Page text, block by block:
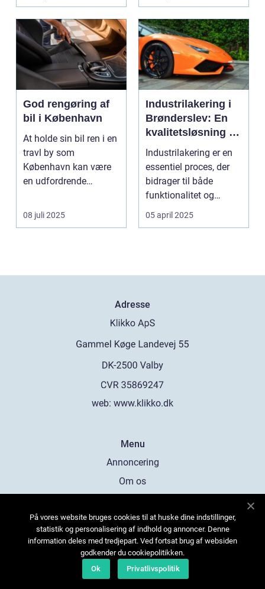
God rengøring af
bil i København
At holde sin bil ren i en
travl by som
København kan være
en udfordrende
08 juli 2025
Industrilakering i
Brønderslev: En
kvalitetsløsning til
dit næste projekt
Industrilakering er en
essentiel proces, der
bidrager til både
funktionalitet og
æstetik...
05 april 2025
Adresse
web: www.klikko.dk
Menu
Annoncering
Om os
Kontakt os
Sitemap
På vores website bruges cookies til at huske dine indstillinger,
statistik og personalisering af indhold og annoncer. Denne
information deles med tredjepart. Ved fortsat brug af websiden
godkender du cookiepolitikken.
Ok
Privatlivspolitik